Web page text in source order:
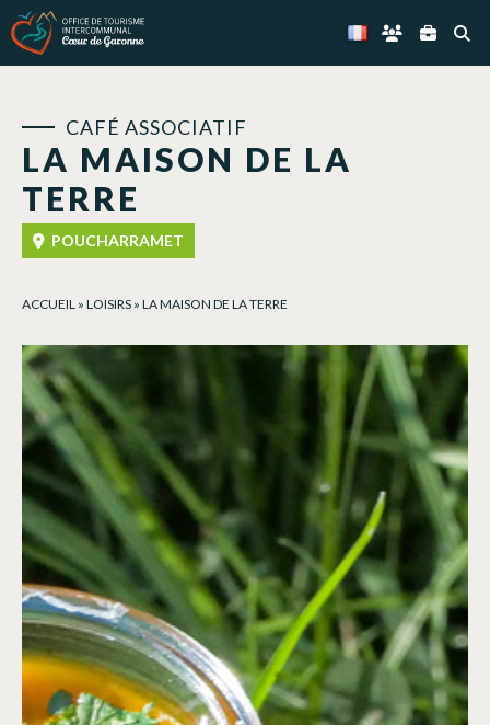
LA MAISON DE LA
TERRE
CAFÉ ASSOCIATIF
POUCHARRAMET
ACCUEIL » LOISIRS » LA MAISON DE LA TERRE
Panneau de gestion des cookies